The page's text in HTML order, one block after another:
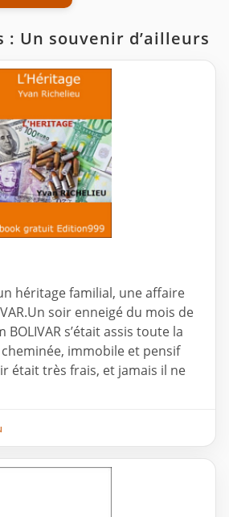
: Un souvenir d’ailleurs
héritage familial, une affaire
soir enneigé du mois de
s’était assis toute la
immobile et pensif
était très frais, et jamais il ne